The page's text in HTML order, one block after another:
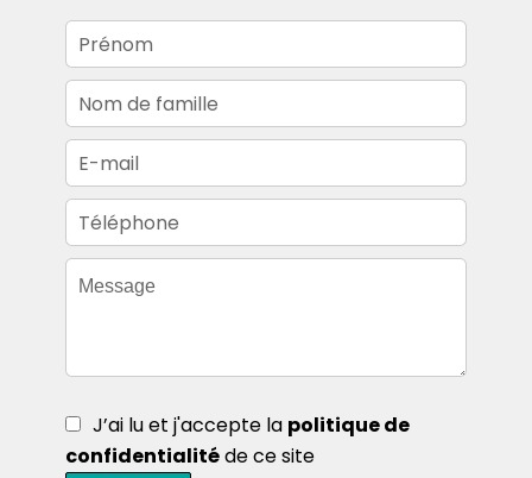
J’ai lu et j'accepte la politique de
confidentialitéde ce site